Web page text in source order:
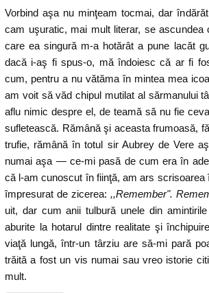
Vorbind aşa nu minţeam tocmai, dar
cam uşuratic, mai mult literar, se ascundea
care ea singură m-a hotărât a pune lacăt
dacă i-aş fi spus-o, mă îndoiesc că ar fi
cum, pentru a nu vătăma în mintea mea
am voit să văd chipul mutilat al sărmanului
aflu nimic despre el, de teamă să nu fie
sufletească. Rămână şi aceasta frumoasă,
trufie, rămână în totul sir Aubrey de Vere
numai aşa — ce-mi pasă de cum era în
că l-am cunoscut în fiinţă, am ars
împresurat de zicerea: ,,Remember".
uit, dar cum anii tulbură unele din
aburite la hotarul dintre realitate şi
viaţă lungă, într-un târziu are să-mi pară
trăită a fost un vis numai sau vreo istorie
mult.